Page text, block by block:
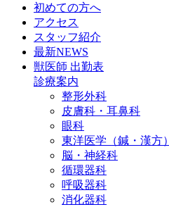
初めての方へ
アクセス
スタッフ紹介
最新NEWS
獣医師 出勤表
診療案内
整形外科
皮膚科・耳鼻科
眼科
東洋医学（鍼・漢方）
脳・神経科
循環器科
呼吸器科
消化器科